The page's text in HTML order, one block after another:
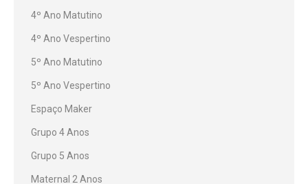
4º Ano Matutino
4º Ano Vespertino
5º Ano Matutino
5º Ano Vespertino
Espaço Maker
Grupo 4 Anos
Grupo 5 Anos
Maternal 2 Anos